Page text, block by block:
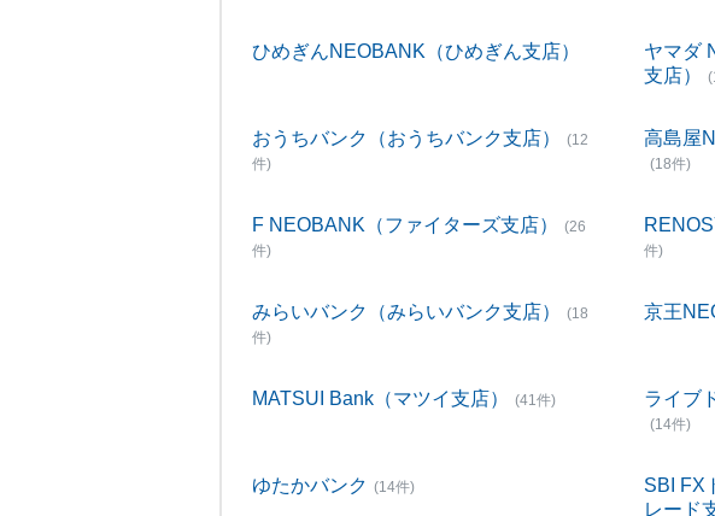
ひめぎんNEOBANK（ひめぎん支店）
ヤマダ
支店）
おうちバンク（おうちバンク支店）
(12
件)
高島屋
(18件)
F NEOBANK（ファイターズ支店）
(26
件)
件)
みらいバンク（みらいバンク支店）
(18
件)
京王
MATSUI Bank（マツイ支店） (41件) ライブ
(14件)
ゆたかバンク (14件)
SBI FX
レード